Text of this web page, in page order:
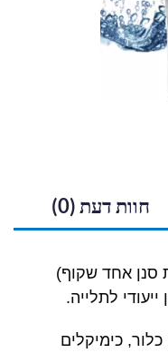
חוות דעת (0)
סנן (בית סנן אחד שקוף)
לתלייה.
כימיקלים